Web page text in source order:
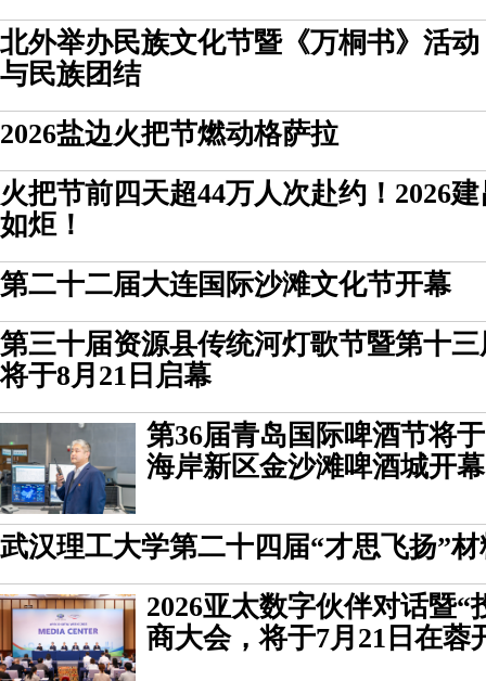
北外举办民族文化节暨《万桐书》活
与民族团结
2026盐边火把节燃动格萨拉
火把节前四天超44万人次赴约！2026
如炬！
第二十二届大连国际沙滩文化节开幕
第三十届资源县传统河灯歌节暨第十
将于8月21日启幕
第36届青岛国际啤酒节将
海岸新区金沙滩啤酒城开幕
武汉理工大学第二十四届“才思飞扬”
2026亚太数字伙伴对话暨“
商大会，将于7月21日在蓉